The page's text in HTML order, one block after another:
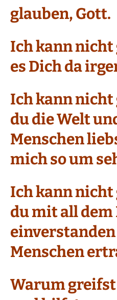
glauben, Gott.
Ich kann nicht
es Dich da
Ich kann nicht
du die Welt
Menschen
mich so um
Ich kann nicht
du mit all dem
Menschen
Warum